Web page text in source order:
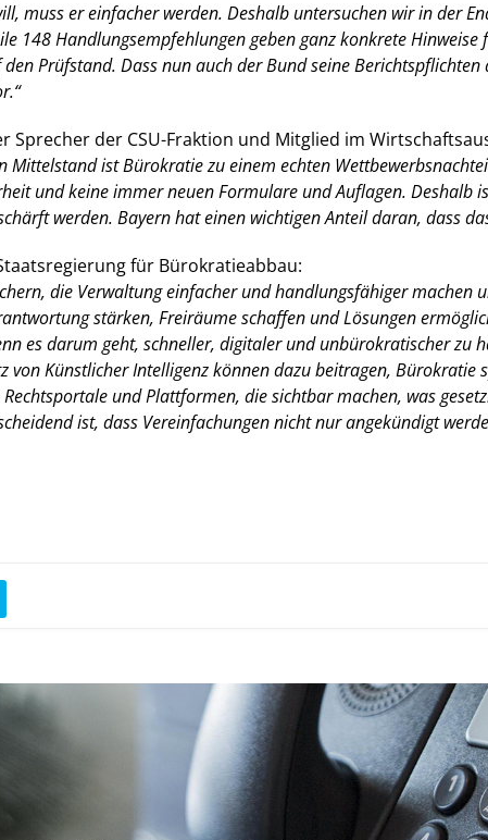
muss er einfacher werden. Deshalb untersuchen wir in der
148 Handlungsempfehlungen geben ganz konkrete
Prüfstand. Dass nun auch der Bund seine
Sprecher der CSU-Fraktion und Mitglied im
ist Bürokratie zu einem echten
und keine immer neuen Formulare und Auflagen. Deshalb
werden. Bayern hat einen wichtigen Anteil daran, dass
für Bürokratieabbau:
die Verwaltung einfacher und handlungsfähiger machen
stärken, Freiräume schaffen und Lösungen
es darum geht, schneller, digitaler und unbürokratischer zu
von Künstlicher Intelligenz können dazu beitragen,
und Plattformen, die sichtbar machen, was
ist, dass Vereinfachungen nicht nur angekündigt